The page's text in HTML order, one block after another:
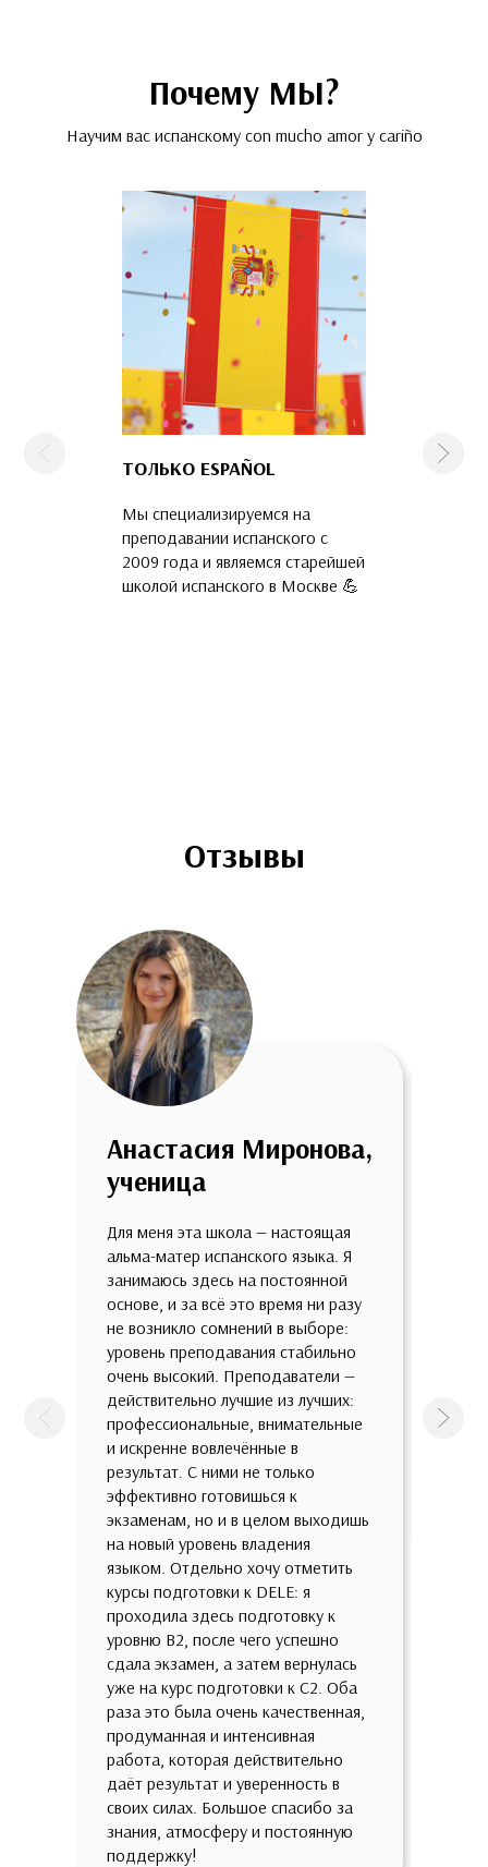
Почему МЫ?
Научим вас испанскому con mucho amor y cariño
ТОЛЬКО ESPAÑOL
Мы специализируемся на
преподавании испанского с
2009 года и являемся старейшей
школой испанского в Москве 💪
КОМАНДА
Предыдущая
Отзывы
Анастасия Миронова,
ученица
Для меня эта школа — настоящая
альма-матер испанского языка. Я
занимаюсь здесь на постоянной
основе, и за всё это время ни разу
не возникло сомнений в выборе:
уровень преподавания стабильно
очень высокий. Преподаватели —
действительно лучшие из лучших:
профессиональные, внимательные
и искренне вовлечённые в
результат. С ними не только
эффективно готовишься к
экзаменам, но и в целом выходишь
на новый уровень владения
языком. Отдельно хочу отметить
курсы подготовки к DELE: я
проходила здесь подготовку к
уровню B2, после чего успешно
сдала экзамен, а затем вернулась
уже на курс подготовки к C2. Оба
раза это была очень качественная,
продуманная и интенсивная
работа, которая действительно
даёт результат и уверенность в
своих силах. Большое спасибо за
знания, атмосферу и постоянную
поддержку!
Предыдущая